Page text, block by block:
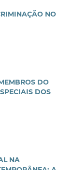
NO
DO
DOS
NA